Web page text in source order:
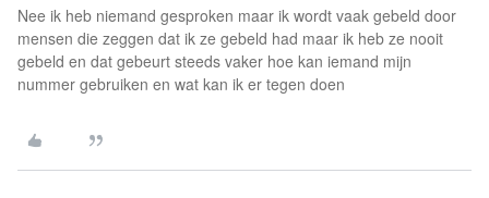
Nee ik heb niemand gesproken maar ik wordt vaak gebeld door
mensen die zeggen dat ik ze gebeld had maar ik heb ze nooit
gebeld en dat gebeurt steeds vaker hoe kan iemand mijn
nummer gebruiken en wat kan ik er tegen doen